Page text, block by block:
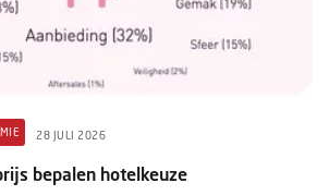
28 JULI 2026
bepalen hotelkeuze